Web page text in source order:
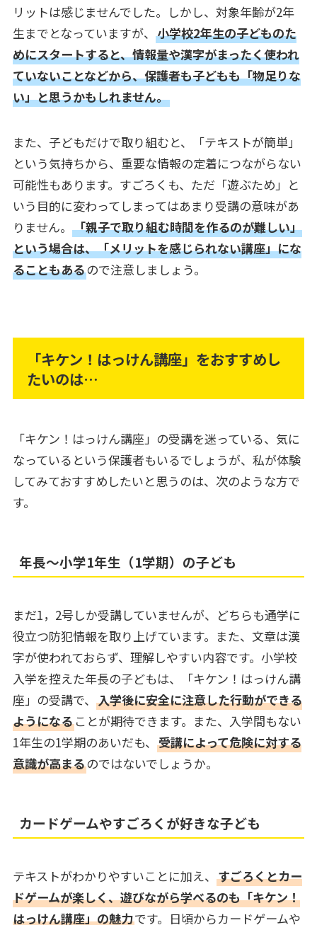
リットは感じませんでした。しかし、対象年齢が2年
生までとなっていますが、 小学校2年生の子どものた
めにスタートすると、情報量や漢字がまったく使われ
ていないことなどから、保護者も子どもも「物足りな
い」と思うかもしれません。
また、子どもだけで取り組むと、「テキストが簡単」
という気持ちから、重要な情報の定着につながらない
可能性もあります。すごろくも、ただ「遊ぶため」と
いう目的に変わってしまってはあまり受講の意味があ
りません。 「親子で取り組む時間を作るのが難しい」
という場合は、「メリットを感じられない講座」にな
ることもあるので注意しましょう。
「キケン！はっけん講座」をおすすめし
たいのは…
「キケン！はっけん講座」の受講を迷っている、気に
なっているという保護者もいるでしょうが、私が体験
してみておすすめしたいと思うのは、次のような方で
す。
年長～小学1年生（1学期）の子ども
まだ1，2号しか受講していませんが、どちらも通学に
役立つ防犯情報を取り上げています。また、文章は漢
字が使われておらず、理解しやすい内容です。小学校
入学を控えた年長の子どもは、「キケン！はっけん講
座」の受講で、 入学後に安全に注意した行動ができる
ようになることが期待できます。また、入学間もない
1年生の1学期のあいだも、 受講によって危険に対する
意識が高まるのではないでしょうか。
カードゲームやすごろくが好きな子ども
テキストがわかりやすいことに加え、 すごろくとカー
ドゲームが楽しく、遊びながら学べるのも「キケン！
はっけん講座」の魅力です。日頃からカードゲームや